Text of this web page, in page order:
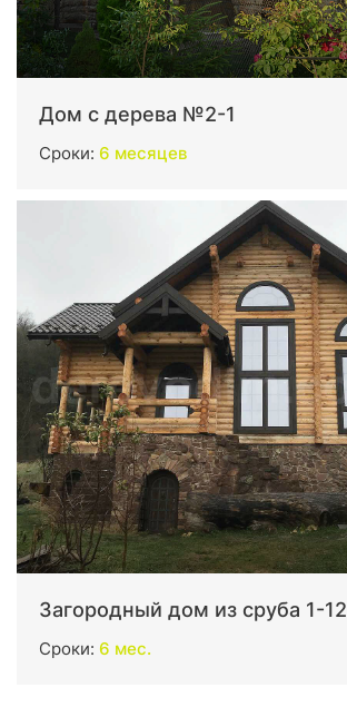
Дом с дерева №2-1
Сроки: 6 месяцев
Загородный дом из сруба 1-12
Сроки: 6 мес.